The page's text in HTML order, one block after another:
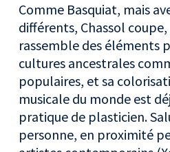
Comme Basquiat, mais
différents, Chassol
rassemble des éléments
cultures ancestrales
populaires, et sa
musicale du monde est
pratique de plasticien.
personne, en proximité